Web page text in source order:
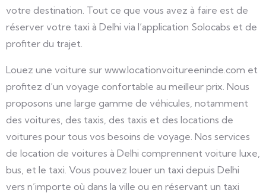
votre destination. Tout ce que vous avez à faire est de
réserver votre taxi à Delhi via l’application Solocabs et de
profiter du trajet.
Louez une voiture sur www.locationvoitureeninde.com et
profitez d’un voyage confortable au meilleur prix. Nous
proposons une large gamme de véhicules, notamment
des voitures, des taxis, des taxis et des locations de
voitures pour tous vos besoins de voyage. Nos services
de location de voitures à Delhi comprennent voiture luxe,
bus, et le taxi. Vous pouvez louer un taxi depuis Delhi
vers n’importe où dans la ville ou en réservant un taxi